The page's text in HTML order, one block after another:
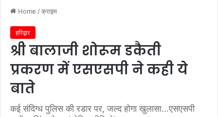
Home /क्राइम
हरिद्वार
श्री बालाजी शोरूम डकैती
प्रकरण में एसएसपी ने कही ये
बाते
कई संदिग्ध पुलिस की रडार पर, जल्द होगा खुलासा...एसएसपी